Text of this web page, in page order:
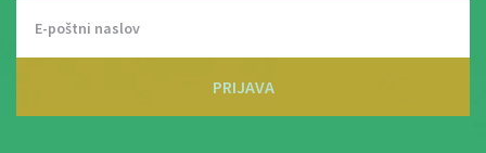
PRIJAVA